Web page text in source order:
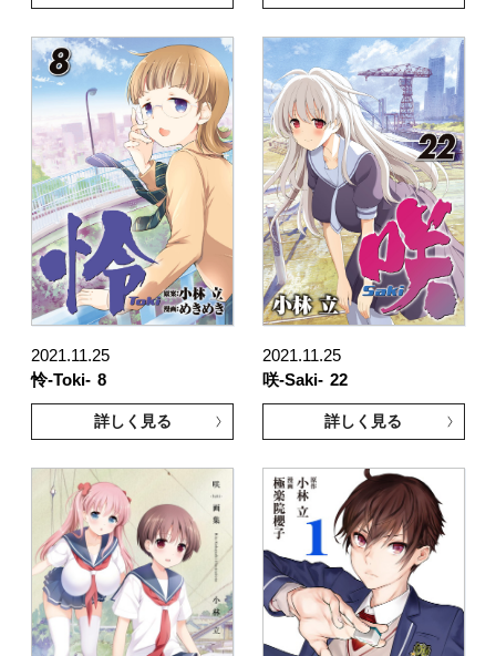
2021.11.25
怜-Toki- 8
詳しく見る
2021.11.25
咲-Saki- 22
詳しく見る